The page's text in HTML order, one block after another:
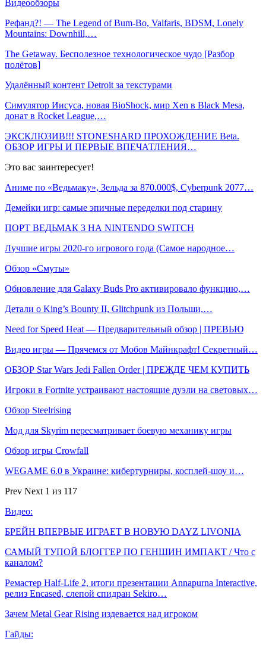
Видеообзоры
Рефанд?! — The Legend of Bum-Bo, Valfaris, BDSM, Lonely
Mountains: Downhill,…
The Getaway. Бесполезное технологическое чудо [Разбор
полётов]
Удалённый контент Detroit за текстурами
Симулятор Иисуса, новая BioShock, мир Xen в Black Mesa,
донат в Rocket League,…
ЭКСКЛЮЗИВ!!! STONESHARD ПРОХОЖДЕНИЕ Beta.
ОБЗОР ИГРЫ И ПЕРВЫЕ ВПЕЧАТЛЕНИЯ…
Это вас заинтересует!
Аниме по «Ведьмаку», Зельда за 870.000$, Cyberpunk 2077…
Демейки игр: самые эпичные переделки под старину
ПОРТ ВЕДЬМАК 3 НА NINTENDO SWITCH
Лучшие игры 2020-го игрового года (Самое народное…
Обзор «Смуты»
Обновление для Galaxy Buds Pro активировало функцию,…
Детали о King’s Bounty II, Glitchpunk из Польши,…
Need for Speed Heat — Предварительный обзор | ПРЕВЬЮ
Видео игры — Прячемся от Мобов Майнкрафт! Секретный…
ОБЗОР Star Wars Jedi Fallen Order | ПРЕЖДЕ ЧЕМ КУПИТЬ
Игроки в Fortnite устраивают настоящие дуэли на световых…
Обзор Steelrising
Мод для Skyrim пересматривает боевую механику игры
Обзор игры Crowfall
WEGAME 6.0 в Украине: кибертурниры, косплей-шоу и…
Prev Next 1 из 117
Видео:
БРЕЙН ВПЕРВЫЕ ИГРАЕТ В НОВУЮ DAYZ LIVONIA
САМЫЙ ТУПОЙ БЛОГГЕР ПО ГЕНШИН ИМПАКТ / Что с
каналом?
Ремастер Half-Life 2, итоги презентации Annapurna Interactive,
релиз Encased, слепой спидран Sekiro…
Зачем Metal Gear Rising издевается над игроком
Гайды: